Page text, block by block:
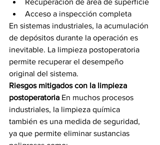
Acceso a inspección completa
En sistemas industriales, la acumulación
de depósitos durante la operación es
inevitable. La limpieza postoperatoria
permite recuperar el desempeño
original del sistema.
Riesgos mitigados con la limpieza
postoperatoria En muchos procesos
industriales, la limpieza química
también es una medida de seguridad,
ya que permite eliminar sustancias